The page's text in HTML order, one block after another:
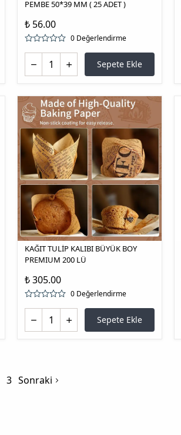
PEMBE 50*39 MM ( 25 ADET )
₺ 56.00
0 Değerlendirme
Sepete Ekle
KAĞIT TULİP KALIBI BÜYÜK BOY
PREMIUM 200 LÜ
₺ 305.00
0 Değerlendirme
Sepete Ekle
3 Sonraki